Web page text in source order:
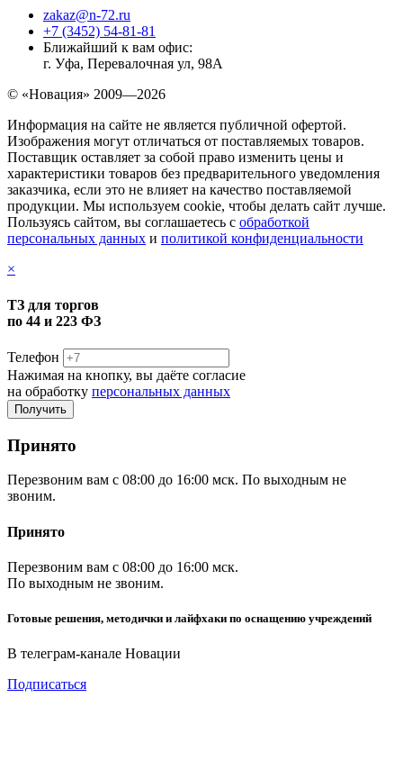
zakaz@n-72.ru
+7 (3452) 54-81-81
Ближайший к вам офис:
г. Уфа, Перевалочная ул, 98А
© «Новация» 2009—2026
Информация на сайте не является публичной офертой.
Изображения могут отличаться от поставляемых товаров.
Поставщик оставляет за собой право изменить цены и
характеристики товаров без предварительного уведомления
заказчика, если это не влияет на качество поставляемой
продукции. Мы используем cookie, чтобы делать сайт лучше.
Пользуясь сайтом, вы соглашаетесь с обработкой
персональных данных и политикой конфиденциальности
×
ТЗ для торгов
по 44 и 223 ФЗ
Телефон
Нажимая на кнопку, вы даёте согласие
на обработку персональных данных
Принято
Перезвоним вам с 08:00 до 16:00 мск. По выходным не
звоним.
Принято
Перезвоним вам с 08:00 до 16:00 мск.
По выходным не звоним.
Готовые решения, методички и лайфхаки по оснащению учреждений
В телеграм-канале Новации
Подписаться